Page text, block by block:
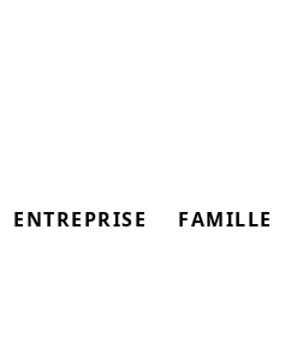
ENTREPRISE FAMILLE